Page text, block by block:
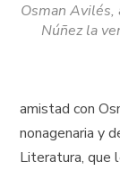
Osman
Núñez la
amistad con
nonagenaria y
Literatura, que